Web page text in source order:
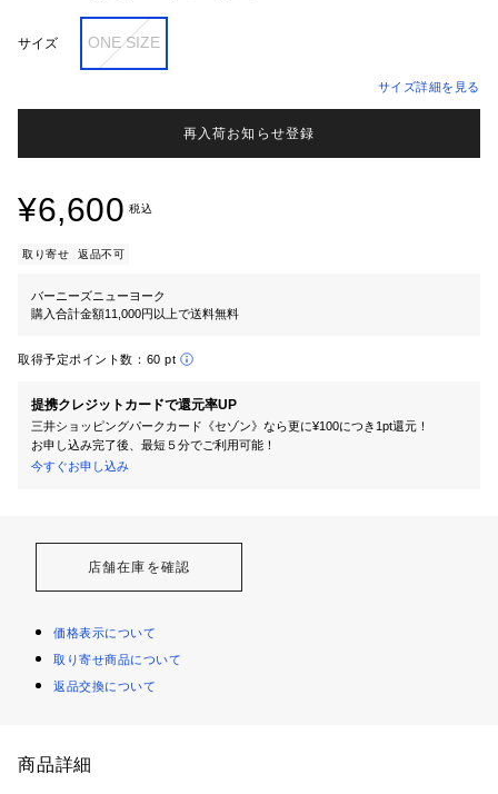
サイズ ONE SIZE
サイズ詳細を見る
再入荷お知らせ登録
¥6,600 税込
取り寄せ 返品不可
バーニーズニューヨーク
購入合計金額11,000円以上で送料無料
取得予定ポイント数： 60 pt
提携クレジットカードで還元率UP
三井ショッピングパークカード《セゾン》なら更に¥100につき1pt還元！
お申し込み完了後、最短５分でご利用可能！
今すぐお申し込み
店舗在庫を確認
価格表示について
取り寄せ商品について
返品交換について
商品詳細